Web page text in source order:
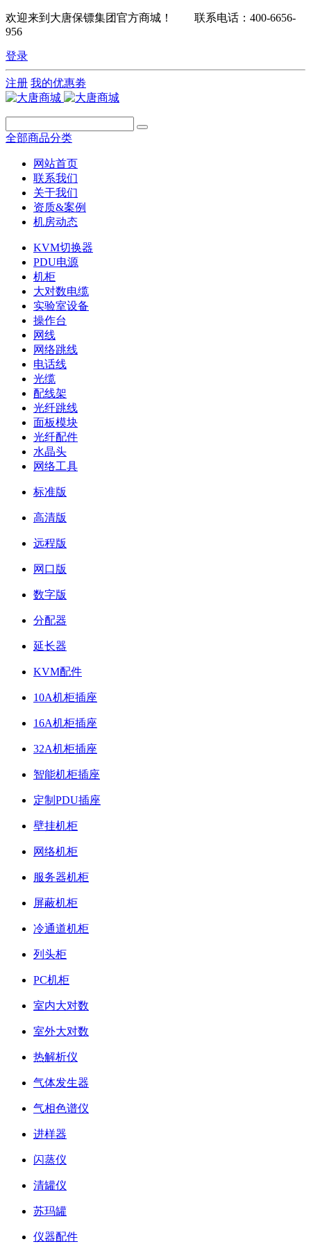
欢迎来到大唐保镖集团官方商城！ 联系电话：400-6656-
956
登录
注册 我的优惠劵
全部商品分类
网站首页
联系我们
关于我们
资质&案例
机房动态
KVM切换器
PDU电源
机柜
大对数电缆
实验室设备
操作台
网线
网络跳线
电话线
光缆
配线架
光纤跳线
面板模块
光纤配件
水晶头
网络工具
标准版
高清版
远程版
网口版
数字版
分配器
延长器
KVM配件
10A机柜插座
16A机柜插座
32A机柜插座
智能机柜插座
定制PDU插座
壁挂机柜
网络机柜
服务器机柜
屏蔽机柜
冷通道机柜
列头柜
PC机柜
室内大对数
室外大对数
热解析仪
气体发生器
气相色谱仪
进样器
闪蒸仪
清罐仪
苏玛罐
仪器配件